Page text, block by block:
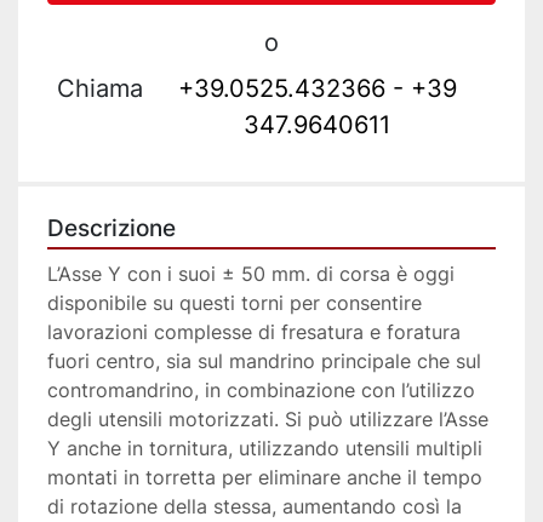
o
Chiama
+39.0525.432366 - +39
347.9640611
Descrizione
L’Asse Y con i suoi ± 50 mm. di corsa è oggi
disponibile su questi torni per consentire
lavorazioni complesse di fresatura e foratura
fuori centro, sia sul mandrino principale che sul
contromandrino, in combinazione con l’utilizzo
degli utensili motorizzati. Si può utilizzare l’Asse
Y anche in tornitura, utilizzando utensili multipli
montati in torretta per eliminare anche il tempo
di rotazione della stessa, aumentando così la